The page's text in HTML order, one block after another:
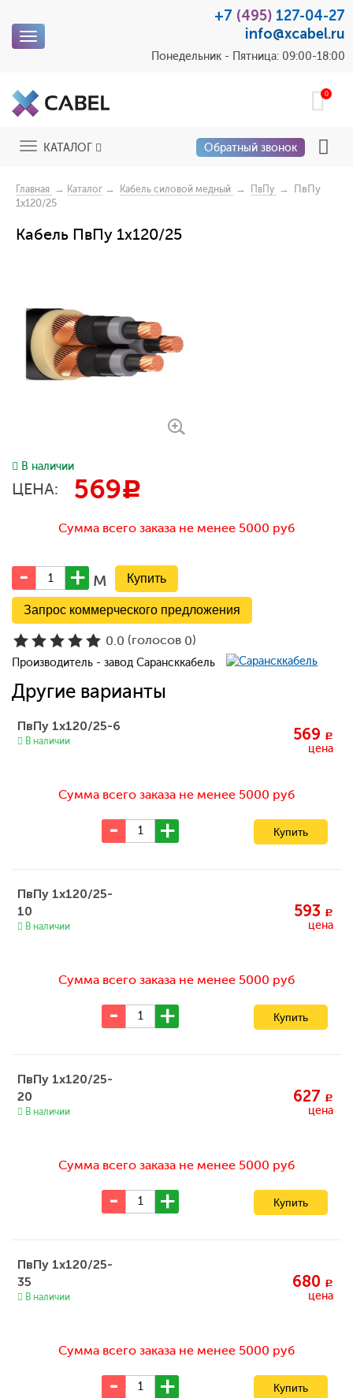
Toggle
+7 (495) 127-04-27
info@xcabel.ru
Понедельник - Пятница: 09:00-18:00
0
ToggleКАТАЛОГ Обратный звонок
Главная → Каталог → Кабель силовой медный → ПвПу → ПвПу
1x120/25
Кабель ПвПу 1x120/25
В наличии
ЦЕНА: 569c
Сумма всего заказа не менее 5000 руб
м
Запрос коммерческого предложения
0.0 (голосов 0)
Производитель - завод Сарансккабель
Другие варианты
ПвПу 1x120/25-6
В наличии 569 c
цена
Сумма всего заказа не менее 5000 руб
ПвПу 1x120/25-
10
В наличии
593 c
цена
Сумма всего заказа не менее 5000 руб
ПвПу 1x120/25-
20
В наличии
627 c
цена
Сумма всего заказа не менее 5000 руб
ПвПу 1x120/25-
35
В наличии
680 c
цена
Сумма всего заказа не менее 5000 руб